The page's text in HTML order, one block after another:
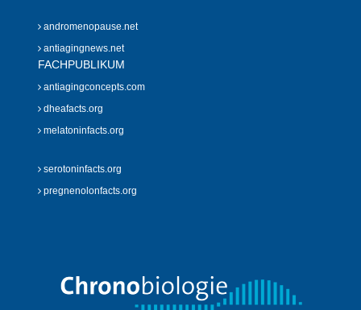
andromenopause.net
antiagingnews.net
FACHPUBLIKUM
antiagingconcepts.com
dheafacts.org
melatoninfacts.org
serotoninfacts.org
pregnenolonfacts.org